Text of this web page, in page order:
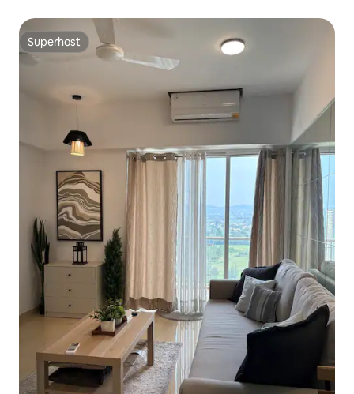
Superhost
Superhost